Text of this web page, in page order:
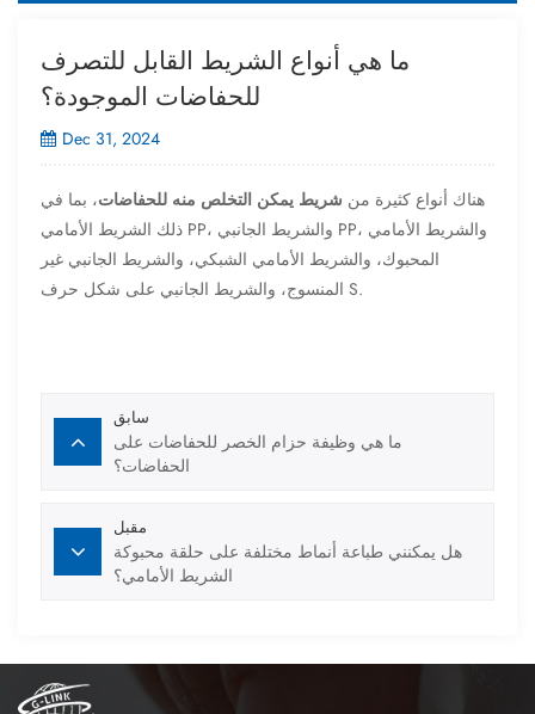
ما هي أنواع الشريط القابل للتصرف
للحفاضات الموجودة؟
Dec 31, 2024
هناك أنواع كثيرة من شريط يمكن التخلص منه للحفاضات، بما في
ذلك الشريط الأمامي PP، والشريط الجانبي PP، والشريط الأمامي
المحبوك، والشريط الأمامي الشبكي، والشريط الجانبي غير
المنسوج، والشريط الجانبي على شكل حرف S.
سابق
ما هي وظيفة حزام الخصر للحفاضات على
الحفاضات؟
مقبل
هل يمكنني طباعة أنماط مختلفة على حلقة محبوكة
الشريط الأمامي؟